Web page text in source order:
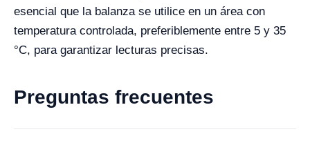
esencial que la balanza se utilice en un área con
temperatura controlada, preferiblemente entre 5 y 35
°C, para garantizar lecturas precisas.
Preguntas frecuentes